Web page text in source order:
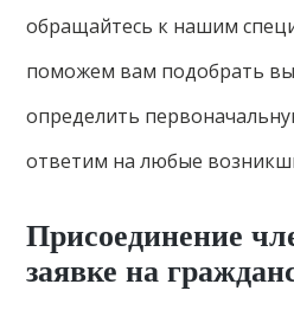
обращайтесь к нашим
поможем вам подобрать
определить
ответим на любые
Присоединение
заявке на